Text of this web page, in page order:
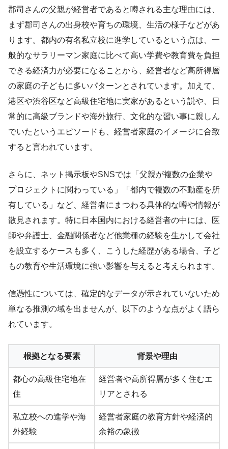
郡司さんの父親が経営者であると噂される主な理由には、
まず郡司さんの出身校や育ちの環境、生活の様子などがあ
ります。都内の有名私立校に進学しているという点は、一
般的なサラリーマン家庭に比べて高い学費や教育費を負担
できる経済力が必要になることから、経営者など高所得層
の家庭の子どもに多いパターンとされています。加えて、
港区や渋谷区など高級住宅地に実家があるという説や、日
常的に高級ブランドや海外旅行、文化的な習い事に親しん
でいたというエピソードも、経営者家庭のイメージに合致
すると言われています。
さらに、ネット掲示板やSNSでは「父親が複数の企業や
プロジェクトに関わっている」「都内で複数の不動産を所
有している」など、経営者にまつわる具体的な噂や情報が
散見されます。特に日本国内における経営者の中には、医
師や弁護士、金融関係者など他業種の経験を生かして会社
を設立するケースも多く、こうした経歴がある場合、子ど
もの教育や生活環境に強い影響を与えると考えられます。
信憑性については、確定的なデータが示されていないため
単なる推測の域を出ませんが、以下のような点がよく語ら
れています。
根拠となる要素 背景や理由
都心の高級住宅地在
住
経営者や高所得層が多く住むエ
リアとされる
私立校への進学や海
外経験
経営者家庭の教育方針や経済的
余裕の象徴